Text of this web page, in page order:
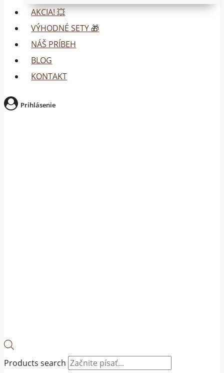
AKCIA! 💥
VÝHODNÉ SETY 🎁
NÁŠ PRÍBEH
BLOG
KONTAKT
Prihlásenie
Products search